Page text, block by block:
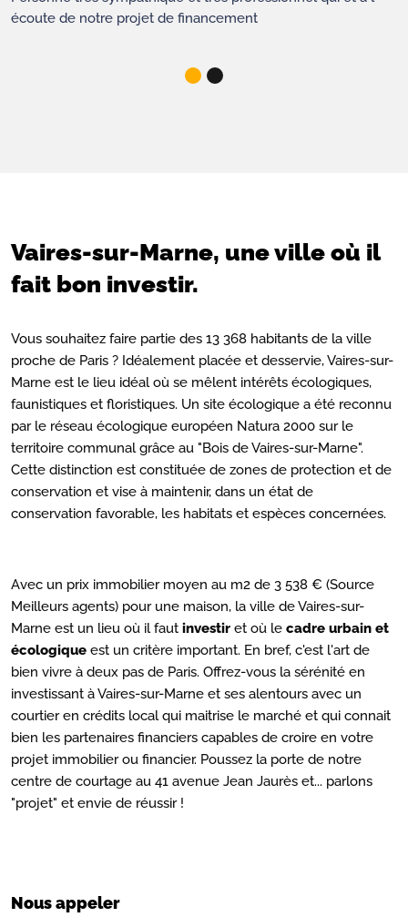
écoute de notre projet de financement
Vaires-sur-Marne, une ville où il
fait bon investir.
Vous souhaitez faire partie des 13 368 habitants de la ville
proche de Paris ? Idéalement placée et desservie, Vaires-sur-
Marne est le lieu idéal où se mêlent intérêts écologiques,
faunistiques et floristiques. Un site écologique a été reconnu
par le réseau écologique européen Natura 2000 sur le
territoire communal grâce au "Bois de Vaires-sur-Marne".
Cette distinction est constituée de zones de protection et de
conservation et vise à maintenir, dans un état de
conservation favorable, les habitats et espèces concernées.
Avec un prix immobilier moyen au m2 de 3 538 € (Source
Meilleurs agents) pour une maison, la ville de Vaires-sur-
Marne est un lieu où il faut investir et où le cadre urbain et
écologique est un critère important. En bref, c'est l'art de
bien vivre à deux pas de Paris. Offrez-vous la sérénité en
investissant à Vaires-sur-Marne et ses alentours avec un
courtier en crédits local qui maitrise le marché et qui connait
bien les partenaires financiers capables de croire en votre
projet immobilier ou financier. Poussez la porte de notre
centre de courtage au 41 avenue Jean Jaurès et... parlons
"projet" et envie de réussir !
Nous appeler